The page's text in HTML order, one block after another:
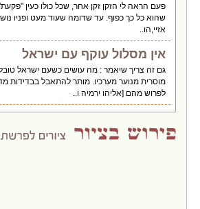
פעם הראה לי הזקן זקן אחר, שכל כולו כעין
שהוא כל כך כפוף. עד שדומה שעוד מעט ופניו
אזיי,הו..
אין מסלול עוקף עם ישראל
גם זה צריך שיאמר : מה עושים כשעם ישראל
מוסרית מנוער מערכיו. מותר להתאבל בבדידות
לפרוש מהם [אליהו ירמיה ו..